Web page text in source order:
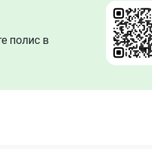
полис в